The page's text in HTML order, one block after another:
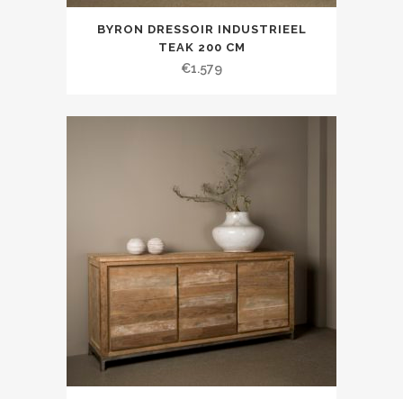
BYRON DRESSOIR INDUSTRIEEL
TEAK 200 CM
€1.579